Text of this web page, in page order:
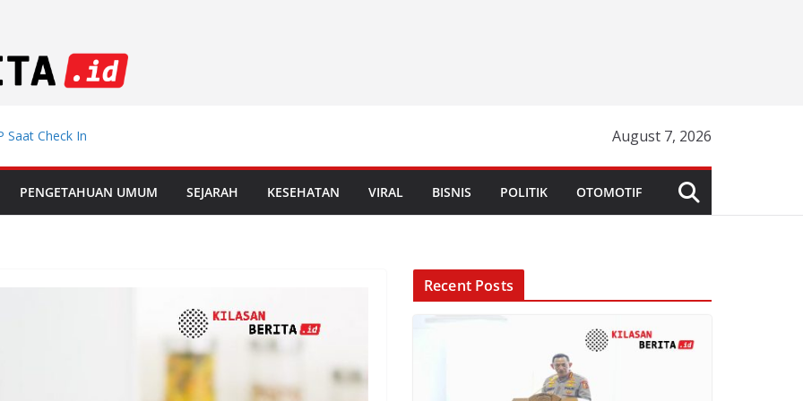
Saat Check In
Mutasi
August 7, 2026
PENGETAHUAN UMUM SEJARAH KESEHATAN VIRAL BISNIS POLITIK OTOMOTIF
Recent Posts